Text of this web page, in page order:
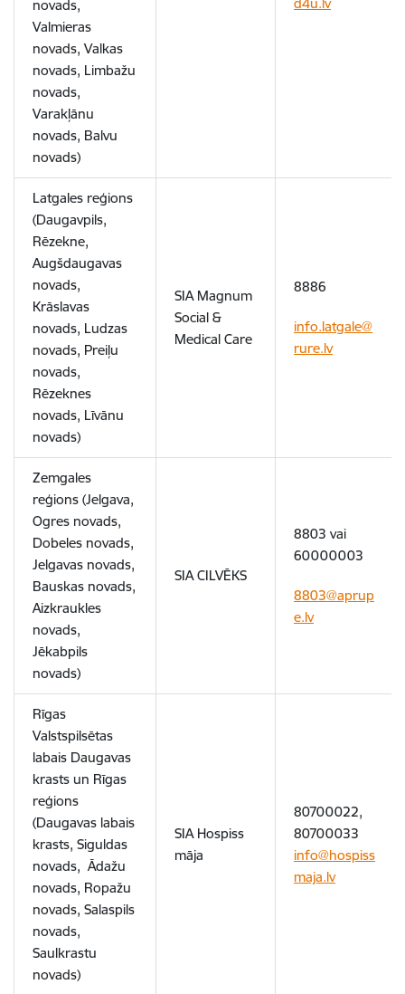
novads,
Valmieras
novads, Valkas
novads, Limbažu
novads,
Varakļānu
novads, Balvu
novads)
Latgales reģions
(Daugavpils,
Rēzekne,
Augšdaugavas
novads,
Krāslavas
novads, Ludzas
novads, Preiļu
novads,
Rēzeknes
novads, Līvānu
novads)
SIA Magnum
Social &
Medical Care
8886
info.latgale@
rure.lv
Zemgales
reģions (Jelgava,
Ogres novads,
Dobeles novads,
Jelgavas novads,
Bauskas novads,
Aizkraukles
novads,
Jēkabpils
novads)
SIA CILVĒKS
8803 vai
60000003
8803@aprup
e.lv
Rīgas
Valstspilsētas
labais Daugavas
krasts un Rīgas
reģions
(Daugavas labais
krasts, Siguldas
novads, Ādažu
novads, Ropažu
novads, Salaspils
novads,
Saulkrastu
novads)
SIA Hospiss
māja
80700022,
80700033
info@hospiss
maja.lv